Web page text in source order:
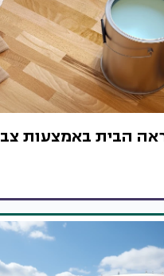
הבית באמצעות